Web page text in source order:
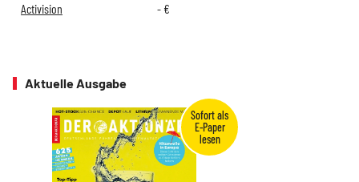
Activision -€
Aktuelle Ausgabe